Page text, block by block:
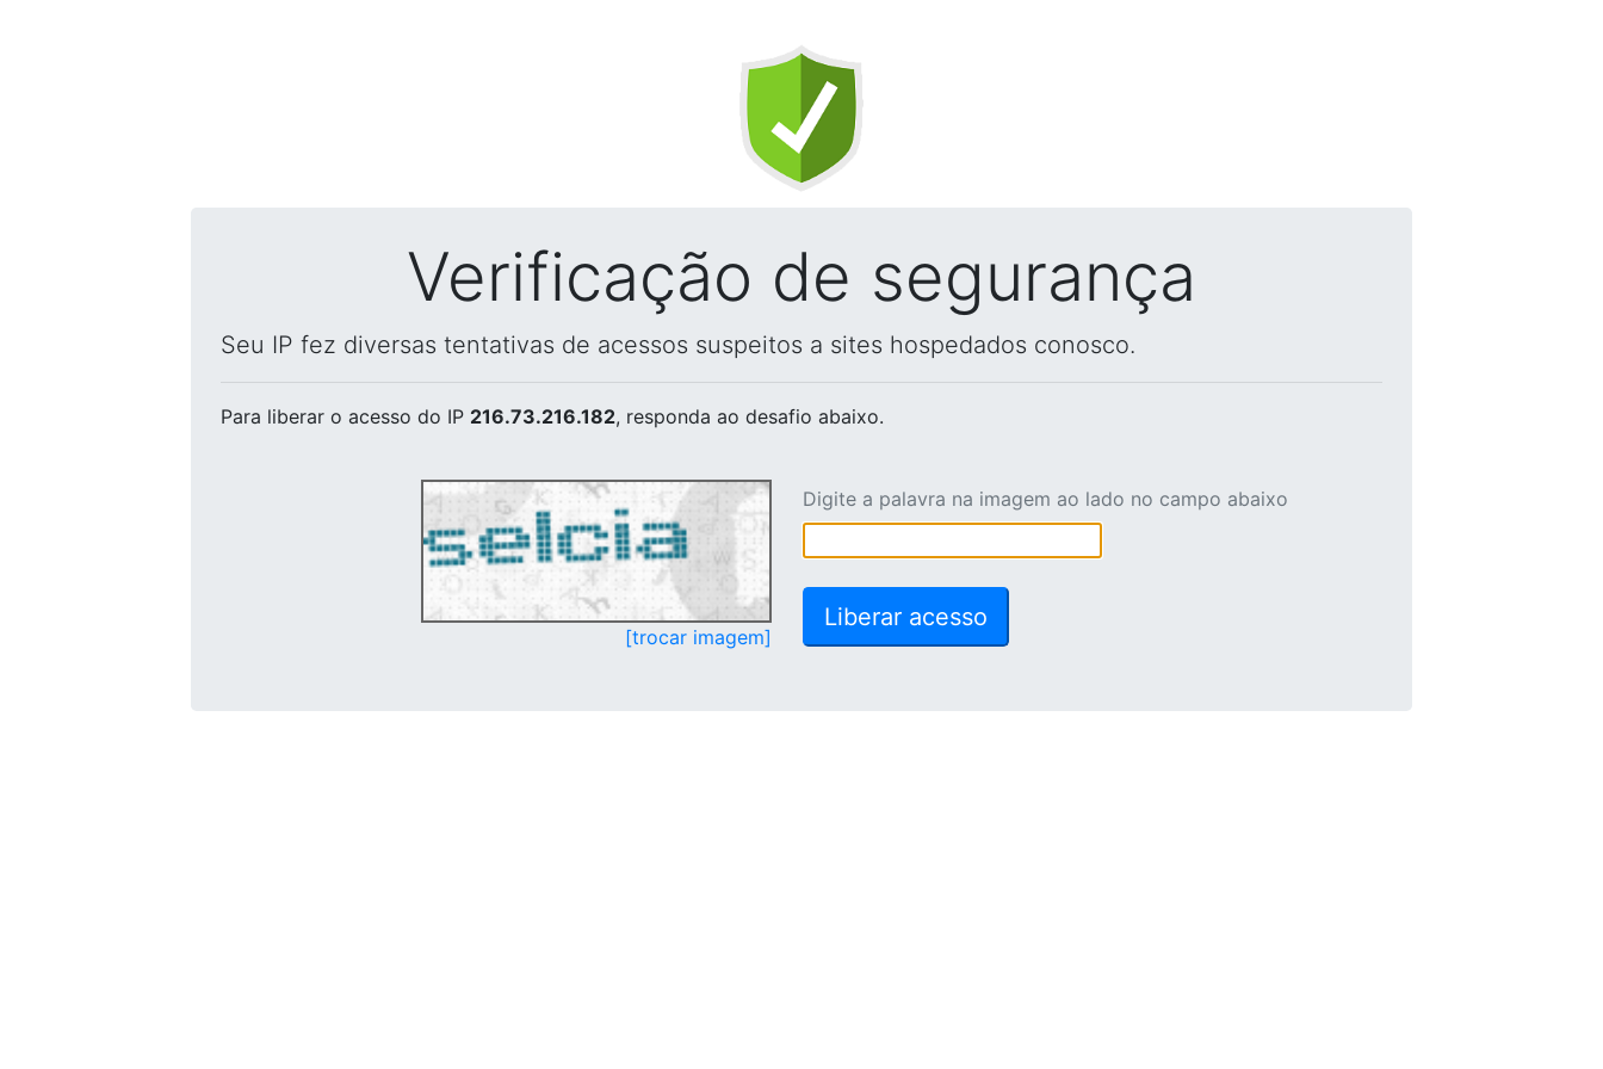
Verificação de segurança
Seu IP fez diversas tentativas de acessos suspeitos a sites hospedados conosco.
Para liberar o acesso do IP 216.73.216.182, responda ao desafio abaixo.
[trocar imagem]
Digite a palavra na imagem ao lado no campo abaixo